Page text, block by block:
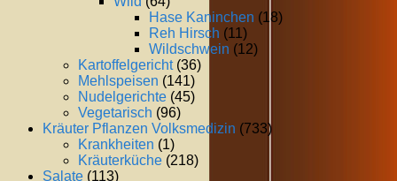
Hase Kaninchen (18)
Reh Hirsch (11)
Wildschwein (12)
Kartoffelgericht(36)
Mehlspeisen (141)
Nudelgerichte (45)
Vegetarisch (96)
Kräuter Pflanzen Volksmedizin (733)
Krankheiten (1)
Kräuterküche (218)
Salate (113)